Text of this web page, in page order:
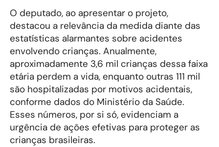
O deputado, ao apresentar o projeto,
destacou a relevância da medida diante das
estatísticas alarmantes sobre acidentes
envolvendo crianças. Anualmente,
aproximadamente 3,6 mil crianças dessa faixa
etária perdem a vida, enquanto outras 111 mil
são hospitalizadas por motivos acidentais,
conforme dados do Ministério da Saúde.
Esses números, por si só, evidenciam a
urgência de ações efetivas para proteger as
crianças brasileiras.